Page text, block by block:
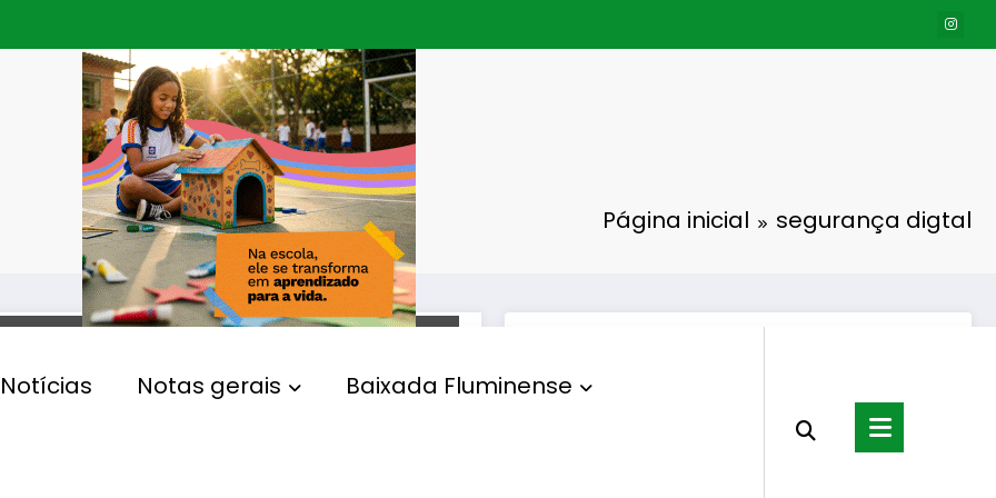
Notícias Notas gerais Baixada Fluminense
Página inicial segurança digtal
Secretaria de Integração